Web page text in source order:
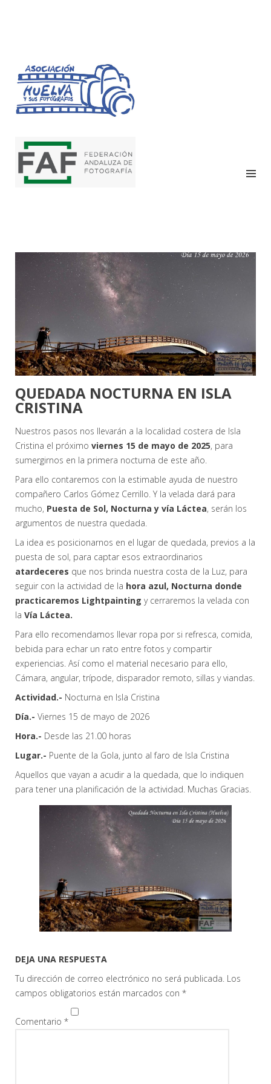
HUELVA Y SUS
FOTÓGRAFOS
QUEDADA NOCTURNA EN ISLA
CRISTINA
Nuestros pasos nos llevarán a la localidad costera de Isla
Cristina el próximo viernes 15 de mayo de 2025, para
sumergirnos en la primera nocturna de este año.
Para ello contaremos con la estimable ayuda de nuestro
compañero Carlos Gómez Cerrillo. Y la velada dará para
mucho, Puesta de Sol, Nocturna y vía Láctea, serán los
argumentos de nuestra quedada.
La idea es posicionarnos en el lugar de quedada, previos a la
puesta de sol, para captar esos extraordinarios
atardeceres que nos brinda nuestra costa de la Luz, para
seguir con la actividad de la hora azul, Nocturna donde
practicaremos Lightpainting y cerraremos la velada con
la Vía Láctea.
Para ello recomendamos llevar ropa por si refresca, comida,
bebida para echar un rato entre fotos y compartir
experiencias. Así como el material necesario para ello,
Cámara, angular, trípode, disparador remoto, sillas y viandas.
Actividad.- Nocturna en Isla Cristina
Día.- Viernes 15 de mayo de 2026
Hora.- Desde las 21.00 horas
Lugar.- Puente de la Gola, junto al faro de Isla Cristina
Aquellos que vayan a acudir a la quedada, que lo indiquen
para tener una planificación de la actividad. Muchas Gracias.
DEJA UNA RESPUESTA
Tu dirección de correo electrónico no será publicada. Los
campos obligatorios están marcados con *
Comentario *